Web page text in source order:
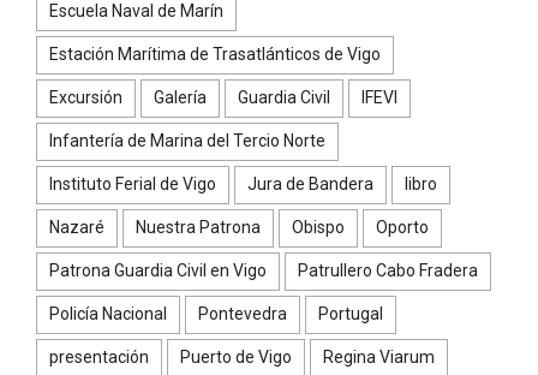
Escuela Naval de Marín
Estación Marítima de Trasatlánticos de Vigo
Excursión Galería Guardia Civil IFEVI
Infantería de Marina del Tercio Norte
Instituto Ferial de Vigo Jura de Bandera libro
Nazaré Nuestra Patrona Obispo Oporto
Patrona Guardia Civil en Vigo Patrullero Cabo Fradera
Policía Nacional Pontevedra Portugal
presentación Puerto de Vigo Regina Viarum